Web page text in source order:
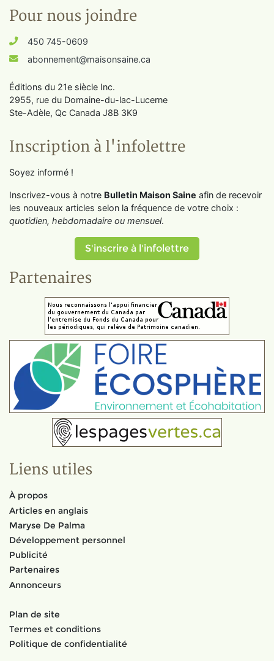
Pour nous joindre
450 745-0609
abonnement@maisonsaine.ca
Éditions du 21e siècle Inc.
2955, rue du Domaine-du-lac-Lucerne
Ste-Adèle, Qc Canada J8B 3K9
Inscription à l'infolettre
Soyez informé !
Inscrivez-vous à notre Bulletin Maison Saine afin de recevoir
les nouveaux articles selon la fréquence de votre choix :
quotidien, hebdomadaire ou mensuel.
S'inscrire à l'infolettre
Partenaires
Liens utiles
À propos
Articles en anglais
Maryse De Palma
Développement personnel
Publicité
Partenaires
Annonceurs
Plan de site
Termes et conditions
Politique de confidentialité